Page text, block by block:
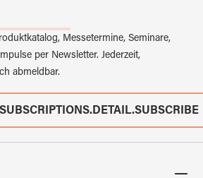
Messetermine, Seminare,
per Newsletter. Jederzeit,
abmeldbar.